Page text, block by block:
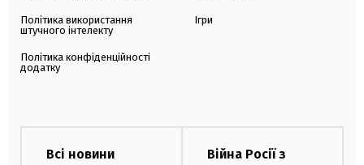
Політика використання
штучного інтелекту
Політика конфіденційності
додатку
Ігри
Всі новини
Війна Росії з